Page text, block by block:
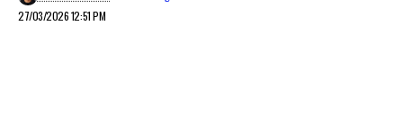
27/03/2026 12:51 PM